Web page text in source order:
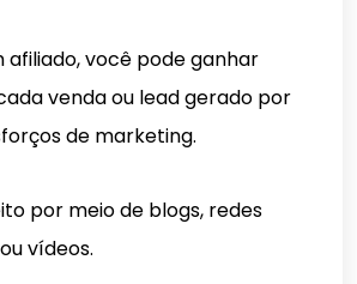
afiliado, você pode ganhar
venda ou lead gerado por
de marketing.
por meio de blogs, redes
vídeos.